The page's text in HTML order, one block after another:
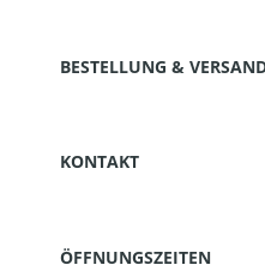
BESTELLUNG &
KONTAKT
ÖFFNUNGSZEITEN